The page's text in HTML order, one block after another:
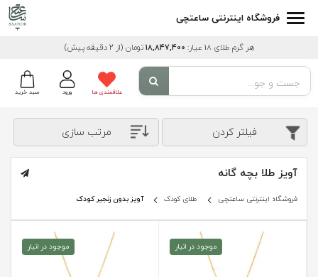
فروشگاه اینترنتی ساعتچی
هر گرم طلای 18 عیار: 18,847,400تومان (از 2 دقیقه پیش)
سبد خرید ورود علاقمندی ها
فیلتر کردن مرتب سازی
آویز طلا بچه گانه
فروشگاه اینترنتی ساعتچی طلای کودک آویز بدون زنجیر کودک
موجود در انبار موجود در انبار